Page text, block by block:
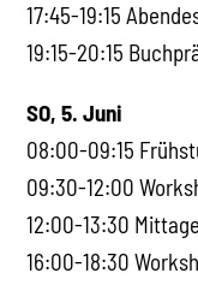
17:45-19:15
19:15-20:15
SO, 5. Juni
08:00-09:15
09:30-12:00
12:00-13:30
16:00-18:30